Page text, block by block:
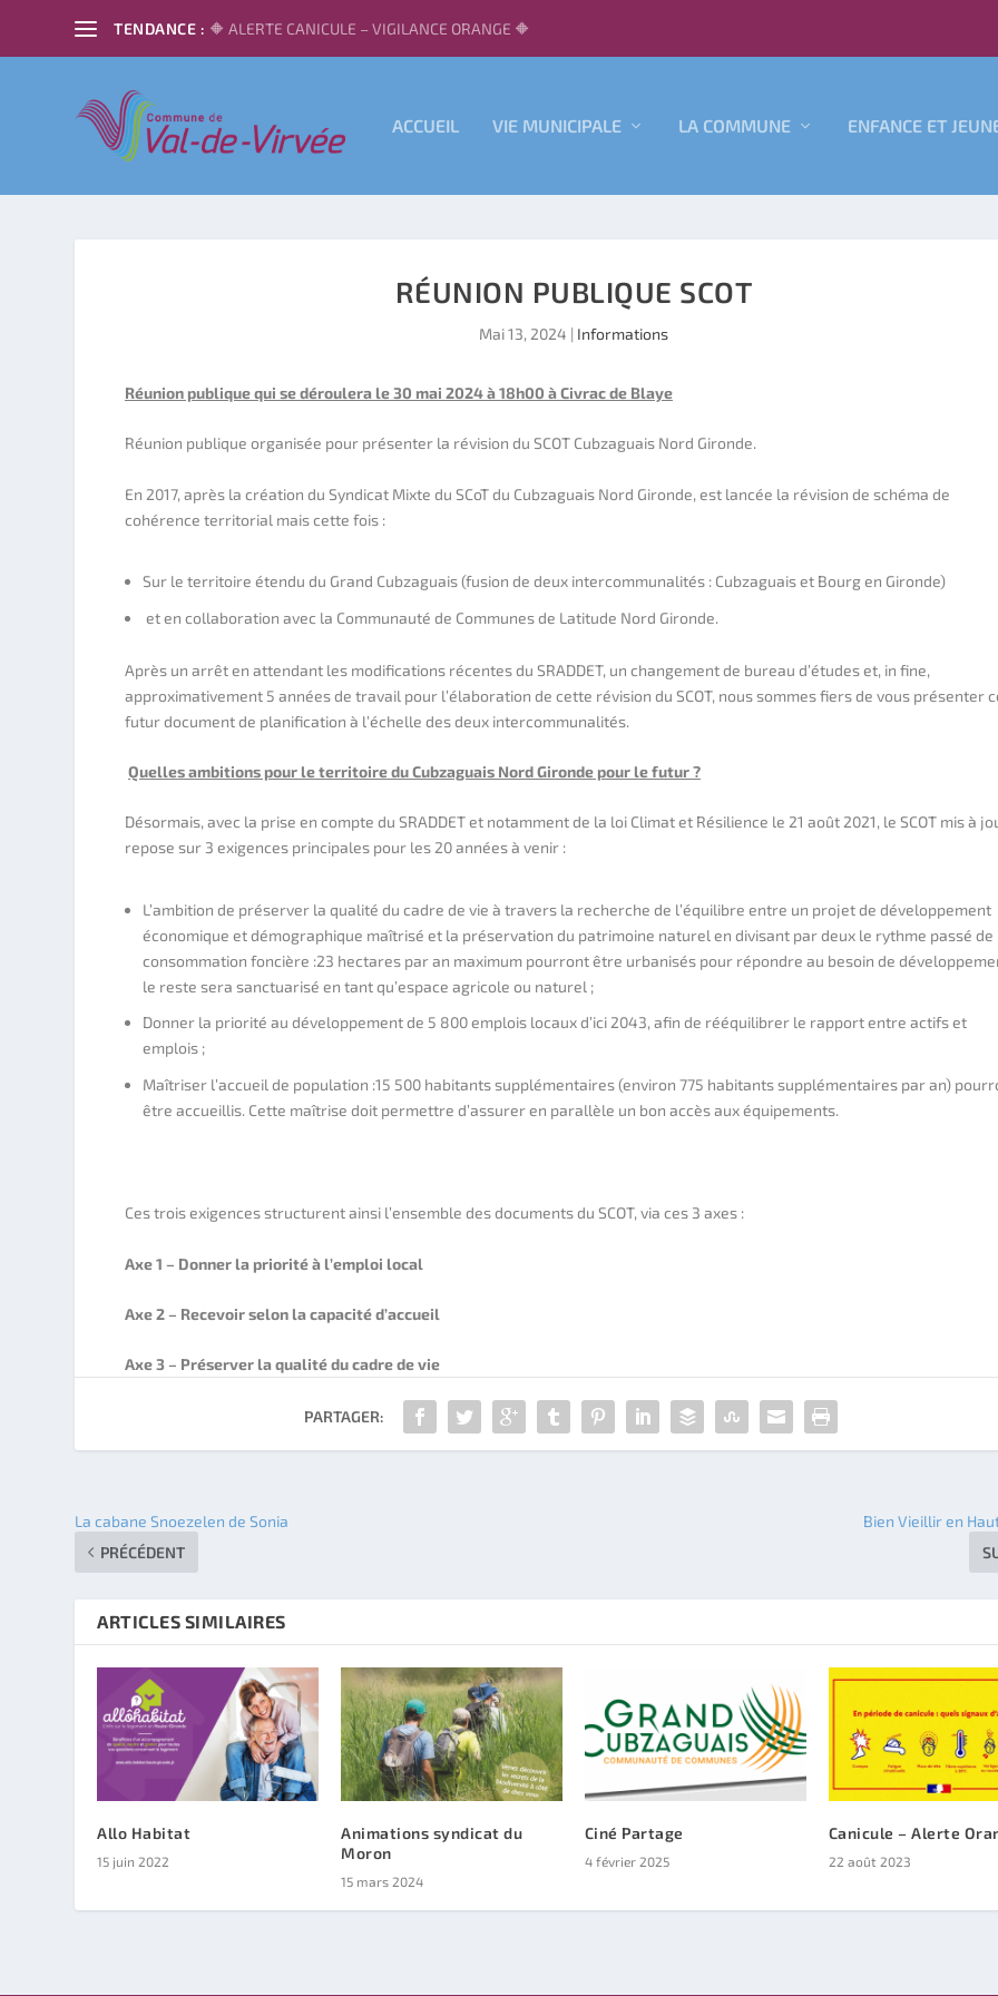
TENDANCE : 🔶 ALERTE CANICULE – VIGILANCE ORANGE 🔶
ACCUEIL VIE MUNICIPALE LA COMMUNE ENFANCE ET
RÉUNION PUBLIQUE SCOT
Mai 13, 2024 | Informations
Réunion publique qui se déroulera le 30 mai 2024 à 18h00 à Civrac de Blaye
Réunion publique organisée pour présenter la révision du SCOT Cubzaguais Nord Gironde.
En 2017, après la création du Syndicat Mixte du SCoT du Cubzaguais Nord Gironde, est lancée la révision de schéma de
cohérence territorial mais cette fois :
Sur le territoire étendu du Grand Cubzaguais (fusion de deux intercommunalités : Cubzaguais et Bourg en Gironde)
et en collaboration avec la Communauté de Communes de Latitude Nord Gironde.
Après un arrêt en attendant les modifications récentes du SRADDET, un changement de bureau d’études et, in fine,
approximativement 5 années de travail pour l’élaboration de cette révision du SCOT, nous sommes fiers de vous présenter
futur document de planification à l’échelle des deux intercommunalités.
Quelles ambitions pour le territoire du Cubzaguais Nord Gironde pour le futur ?
Désormais, avec la prise en compte du SRADDET et notamment de la loi Climat et Résilience le 21 août 2021, le SCOT mis à
repose sur 3 exigences principales pour les 20 années à venir :
L’ambition de préserver la qualité du cadre de vie à travers la recherche de l’équilibre entre un projet de développement
économique et démographique maîtrisé et la préservation du patrimoine naturel en divisant par deux le rythme passé de
consommation foncière :23 hectares par an maximum pourront être urbanisés pour répondre au besoin de
le reste sera sanctuarisé en tant qu’espace agricole ou naturel ;
Donner la priorité au développement de 5 800 emplois locaux d’ici 2043, afin de rééquilibrer le rapport entre actifs et
emplois ;
Maîtriser l’accueil de population :15 500 habitants supplémentaires (environ 775 habitants supplémentaires par an)
être accueillis. Cette maîtrise doit permettre d’assurer en parallèle un bon accès aux équipements.
Ces trois exigences structurent ainsi l’ensemble des documents du SCOT, via ces 3 axes :
Axe 1 – Donner la priorité à l’emploi local
Axe 2 – Recevoir selon la capacité d’accueil
Axe 3 – Préserver la qualité du cadre de vie
PARTAGER:
La cabane Snoezelen de Sonia
PRÉCÉDENT
Bien Vieillir en
ARTICLES SIMILAIRES
Allo Habitat
15 juin 2022
Animations syndicat du
Moron
15 mars 2024
Ciné Partage
4 février 2025
Canicule – Alerte
22 août 2023